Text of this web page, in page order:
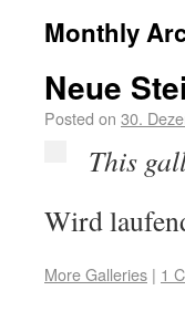
Monthly
Neue
Posted on 30.
This
Wird
More Galleries | 1